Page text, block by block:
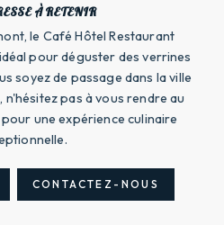
À RETENIR
le Café Hôtel Restaurant
pour déguster des verrines
soyez de passage dans la ville
pas à vous rendre au
une expérience culinaire
CONTACTEZ-NOUS